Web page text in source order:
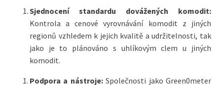
Sjednocení standardu dovážených komodit:
Kontrola a cenové vyrovnávání komodit z jiných
regionů vzhledem k jejich kvalitě a udržitelnosti, tak
jako je to plánováno s uhlíkovým clem u jiných
komodit.
Podpora a nástroje:Společnosti jako Green0meter